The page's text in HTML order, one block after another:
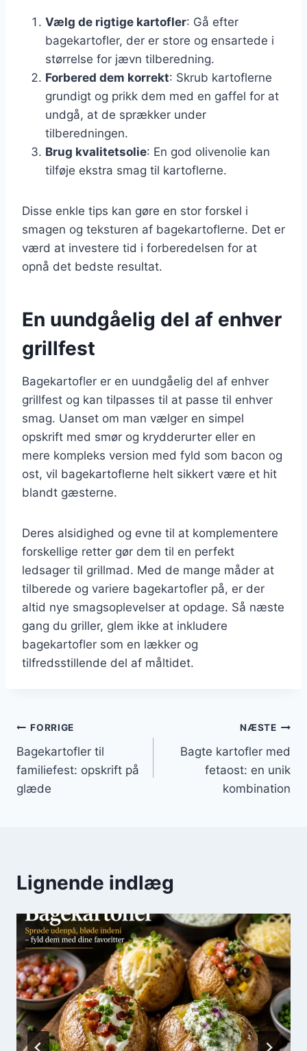
Vælg de rigtige kartofler: Gå efter
bagekartofler, der er store og ensartede i
størrelse for jævn tilberedning.
Forbered dem korrekt: Skrub kartoflerne
grundigt og prikk dem med en gaffel for at
undgå, at de sprækker under
tilberedningen.
Brug kvalitetsolie: En god olivenolie kan
tilføje ekstra smag til kartoflerne.
Disse enkle tips kan gøre en stor forskel i
smagen og teksturen af bagekartoflerne. Det er
værd at investere tid i forberedelsen for at
opnå det bedste resultat.
En uundgåelig del af enhver
grillfest
Bagekartofler er en uundgåelig del af enhver
grillfest og kan tilpasses til at passe til enhver
smag. Uanset om man vælger en simpel
opskrift med smør og krydderurter eller en
mere kompleks version med fyld som bacon og
ost, vil bagekartoflerne helt sikkert være et hit
blandt gæsterne.
Deres alsidighed og evne til at komplementere
forskellige retter gør dem til en perfekt
ledsager til grillmad. Med de mange måder at
tilberede og variere bagekartofler på, er der
altid nye smagsoplevelser at opdage. Så næste
gang du griller, glem ikke at inkludere
bagekartofler som en lækker og
tilfredsstillende del af måltidet.
Indlægsnavigation
FORRIGE
Bagekartofler til
familiefest: opskrift på
glæde
NÆSTE
Bagte kartofler med
fetaost: en unik
kombination
Lignende indlæg